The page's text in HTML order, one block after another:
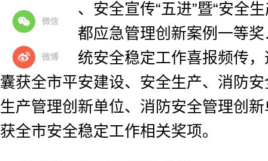
微信
微博
全先进单位、安全宣传“五进”暨“安全
织单位、首都应急管理创新案例一等
卫生健康系统安全稳定工作喜报频传
囊获全市平安建设、安全生产、消防
生产管理创新单位、消防安全管理创
获全市安全稳定工作相关奖项。